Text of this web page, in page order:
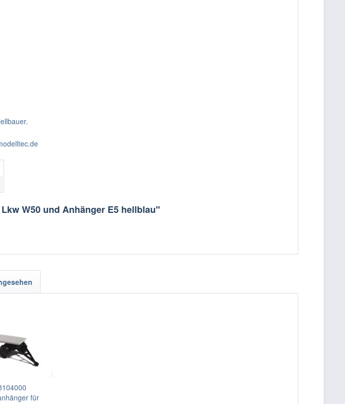
W50 und Anhänger E5 hellblau"
für